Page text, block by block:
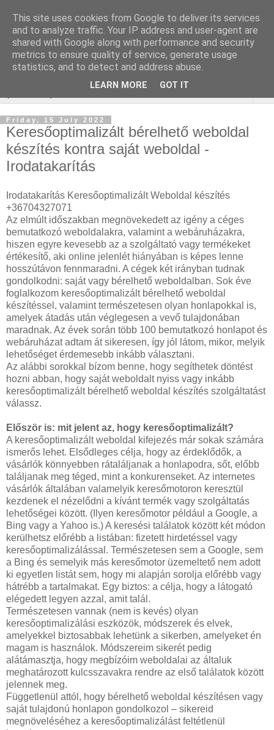
Online marketing - Teljes
körű marketing megoldások
Friday, 15 July 2022
Keresőoptimalizált bérelhető weboldal
készítés kontra saját weboldal -
Irodatakarítás
Irodatakarítás Keresőoptimalizált Weboldal készítés
+36704327071
Az elmúlt időszakban megnövekedett az igény a céges
bemutatkozó weboldalakra, valamint a webáruházakra,
hiszen egyre kevesebb az a szolgáltató vagy termékeket
értékesítő, aki online jelenlét hiányában is képes lenne
hosszútávon fennmaradni. A cégek két irányban tudnak
gondolkodni: saját vagy bérelhető weboldalban. Sok éve
foglalkozom keresőoptimalizált bérelhető weboldal
készítéssel, valamint természetesen olyan honlapokkal is,
amelyek átadás után véglegesen a vevő tulajdonában
maradnak. Az évek során több 100 bemutatkozó honlapot és
webáruházat adtam át sikeresen, így jól látom, mikor, melyik
lehetőséget érdemesebb inkább választani.
Az alábbi sorokkal bízom benne, hogy segíthetek döntést
hozni abban, hogy saját weboldalt nyiss vagy inkább
keresőoptimalizált bérelhető weboldal készítés szolgáltatást
válassz.
Először is: mit jelent az, hogy keresőoptimalizált?
A keresőoptimalizált weboldal kifejezés már sokak számára
ismerős lehet. Elsődleges célja, hogy az érdeklődők, a
vásárlók könnyebben rátaláljanak a honlapodra, sőt, előbb
találjanak meg téged, mint a konkurenseket. Az internetes
vásárlók általában valamelyik keresőmotoron keresztül
kezdenek el nézelődni a kívánt termék vagy szolgáltatás
lehetőségei között. (Ilyen keresőmotor például a Google, a
Bing vagy a Yahoo is.) A keresési találatok között két módon
kerülhetsz előrébb a listában: fizetett hirdetéssel vagy
keresőoptimalizálással. Természetesen sem a Google, sem
a Bing és semelyik más keresőmotor üzemeltető nem adott
ki egyetlen listát sem, hogy mi alapján sorolja előrébb vagy
hátrébb a tartalmakat. Egy biztos: a célja, hogy a látogató
elégedett legyen azzal, amit talál.
Természetesen vannak (nem is kevés) olyan
keresőoptimalizálási eszközök, módszerek és elvek,
amelyekkel biztosabbak lehetünk a sikerben, amelyeket én
magam is használok. Módszereim sikerét pedig
alátámasztja, hogy megbízóim weboldalai az általuk
meghatározott kulcsszavakra rendre az első találatok között
jelennek meg.
Függetlenül attól, hogy bérelhető weboldal készítésen vagy
saját tulajdonú honlapon gondolkozol – sikereid
megnöveléséhez a keresőoptimalizálást feltétlenül
This site uses cookies from Google to deliver its services
and to analyze traffic. Your IP address and user-agent are
shared with Google along with performance and security
metrics to ensure quality of service, generate usage
statistics, and to detect and address abuse.
LEARN MORE GOT IT